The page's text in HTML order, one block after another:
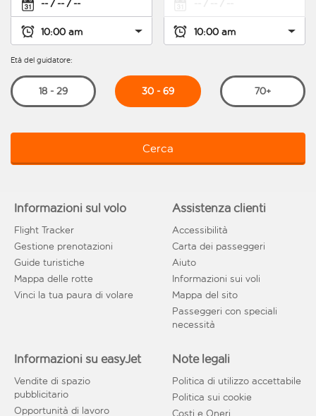
Età del guidatore:
18 - 29 30 - 69 70+
Cerca
Informazioni sul volo
Flight Tracker
Gestione prenotazioni
Guide turistiche
Mappa delle rotte
Vinci la tua paura di volare
Assistenza clienti
Accessibilità
Carta dei passeggeri
Aiuto
Informazioni sui voli
Mappa del sito
Passeggeri con speciali
necessità
Informazioni su easyJet
Vendite di spazio
pubblicitario
Opportunità di lavoro
Note legali
Politica di utilizzo accettabile
Politica sui cookie
Costi e Oneri